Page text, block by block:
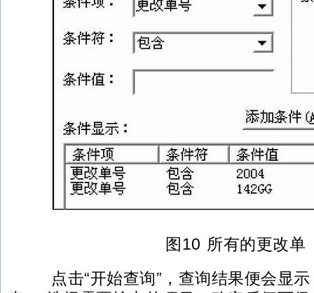
图10 所有的更改单
点击“开始查询”，查询结果便会显示